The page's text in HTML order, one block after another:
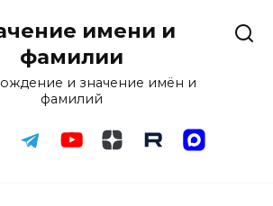
имени и
фамилии
и значение имён и
фамилий